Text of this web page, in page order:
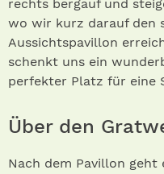
rechts bergauf und
wo wir kurz darauf den
Aussichtspavillon
schenkt uns ein
perfekter Platz für eine
Über den
Nach dem Pavillon